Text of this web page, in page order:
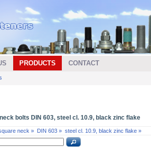
PRODUCTS CONTACT
bolts DIN 603, steel cl. 10.9, black zinc flake
neck » DIN 603 » steel cl. 10.9, black zinc flake »